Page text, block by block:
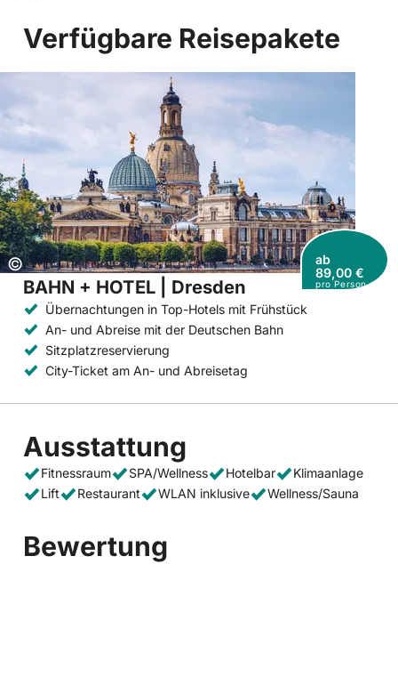
Verfügbare Reisepakete
Copyright:
©
ab
89,00 €
pro Person
BAHN + HOTEL | Dresden
Übernachtungen in Top-Hotels mit Frühstück
An- und Abreise mit der Deutschen Bahn
Sitzplatzreservierung
City-Ticket am An- und Abreisetag
Ausstattung
Fitnessraum SPA/Wellness Hotelbar
Klimaanlage
Lift
Restaurant WLAN inklusive Wellness/Sauna
Bewertung